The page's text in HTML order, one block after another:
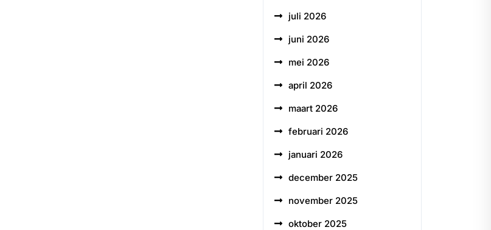
juli 2026
juni 2026
mei 2026
april 2026
maart 2026
februari 2026
januari 2026
december 2025
november 2025
oktober 2025